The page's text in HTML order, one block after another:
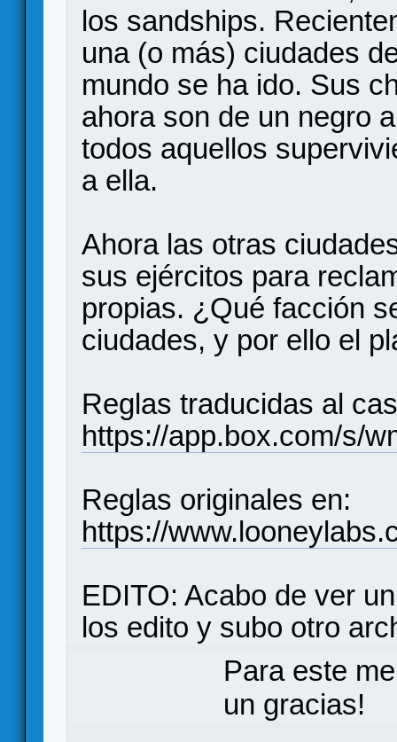
los sandships.
una (o más) ciudades
mundo se ha ido. Sus
ahora son de un negro
todos aquellos
a ella.
Ahora las otras
sus ejércitos para
propias. ¿Qué facción
ciudades, y por ello el
Reglas traducidas al
https://app.box.com/s/
Reglas originales en:
https://
EDITO: Acabo de ver
los edito y subo otro
Para este
un gracias!